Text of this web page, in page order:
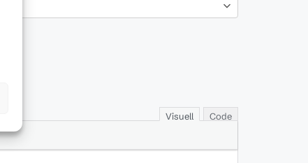
Visuell
Code